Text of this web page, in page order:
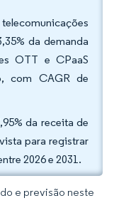
da demanda
OTT e CPaaS
com CAGR de
da receita de
para registrar
2026 e 2031.
e previsão neste